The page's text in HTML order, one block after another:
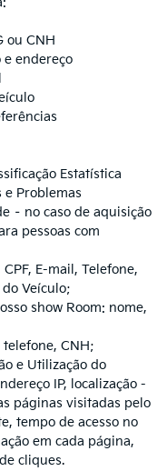
ou CNH
endereço
Estatística
e Problemas
– no caso de aquisição
pessoas com
E-mail, Telefone,
do Veículo;
show Room: nome,
CNH;
e Utilização do
IP, localização -
páginas visitadas pelo
tempo de acesso no
em cada página,
cliques.